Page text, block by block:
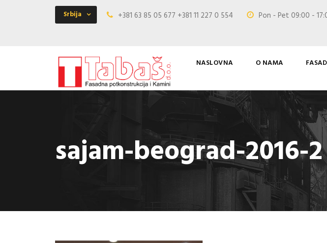
Srbija +381 63 85 05 677 +381 11 227 0 554 Pon - Pet 09:00 -
NASLOVNA O NAMA
sajam-beograd-2016-2